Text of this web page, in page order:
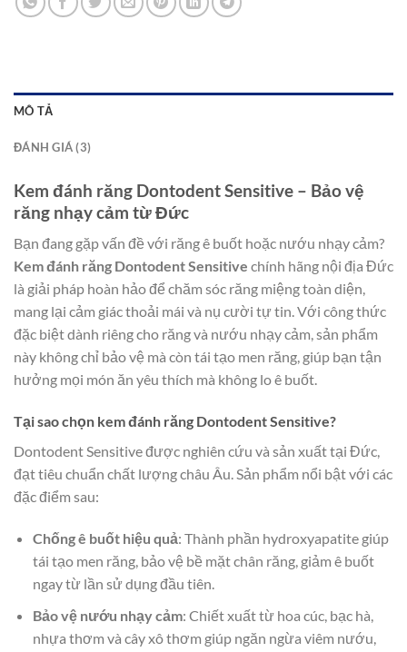
MÔ TẢ
ĐÁNH GIÁ (3)
Kem đánh răng Dontodent Sensitive – Bảo vệ
răng nhạy cảm từ Đức
Bạn đang gặp vấn đề với răng ê buốt hoặc nướu nhạy cảm?
Kem đánh răng Dontodent Sensitive chính hãng nội địa Đức
là giải pháp hoàn hảo để chăm sóc răng miệng toàn diện,
mang lại cảm giác thoải mái và nụ cười tự tin. Với công thức
đặc biệt dành riêng cho răng và nướu nhạy cảm, sản phẩm
này không chỉ bảo vệ mà còn tái tạo men răng, giúp bạn tận
hưởng mọi món ăn yêu thích mà không lo ê buốt.
Tại sao chọn kem đánh răng Dontodent Sensitive?
Dontodent Sensitive được nghiên cứu và sản xuất tại Đức,
đạt tiêu chuẩn chất lượng châu Âu. Sản phẩm nổi bật với các
đặc điểm sau:
Chống ê buốt hiệu quả: Thành phần hydroxyapatite giúp
tái tạo men răng, bảo vệ bề mặt chân răng, giảm ê buốt
ngay từ lần sử dụng đầu tiên.
Bảo vệ nướu nhạy cảm: Chiết xuất từ hoa cúc, bạc hà,
nhựa thơm và cây xô thơm giúp ngăn ngừa viêm nướu,